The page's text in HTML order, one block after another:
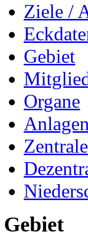
Ziele /
Gebiet
Organe
Anlagen
Gebiet